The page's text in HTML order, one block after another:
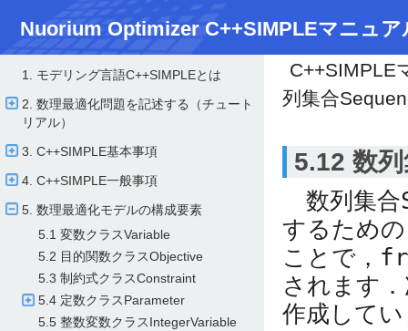
Nuorium Optimizer C++SIMPLEマニュア
1. モデリング言語C++SIMPLEとは
2. 数理最適化問題を記述する（チュート
リアル）
3. C++SIMPLE基本事項
4. C++SIMPLE一般事項
5. 数理最適化モデルの構成要素
5.1 変数クラスVariable
5.2 目的関数クラスObjective
5.3 制約式クラスConstraint
5.4 定数クラスParameter
5.5 整数変数クラスIntegerVariable
C++SIMPLE
列集合
5.12 数
数列集合
するため
ことで，
されます
作成して